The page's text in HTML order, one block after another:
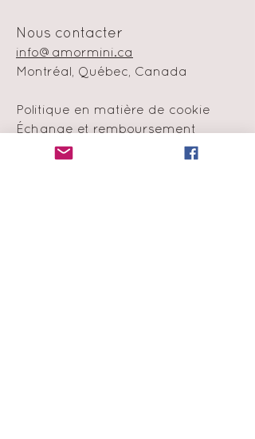
Nous contacter
info@amormini.ca
Montréal, Québec, Canada
Politique en matière de cookie
Échange et remboursement